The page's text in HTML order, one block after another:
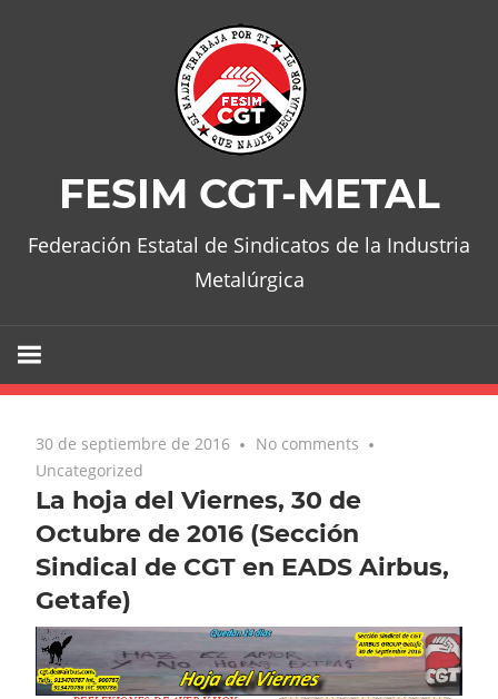
FESIM CGT-METAL
Federación Estatal de Sindicatos de la Industria
Metalúrgica
30 de septiembre de 2016
No comments
Uncategorized
La hoja del Viernes, 30 de
Octubre de 2016 (Sección
Sindical de CGT en EADS Airbus,
Getafe)